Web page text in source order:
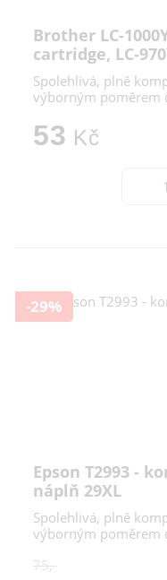
Brother LC-
cartridge, LC-
Spolehlivá, plně
výborným poměrem
53 Kč
-29%
Epson T2993 -
náplň 29XL
Spolehlivá, plně
výborným poměrem
75,-